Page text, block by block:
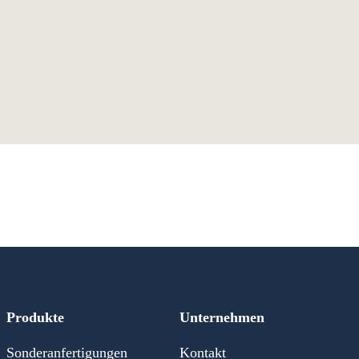
Produkte
Sonderanfertigungen
Unternehmen
Kontakt